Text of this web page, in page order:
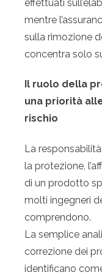
effettuati
mentre
sulla rimozione
concentra solo
Il ruolo della
una priorità
rischio
La
la protezione,
di un prodotto
molti ingegneri
comprendono.
La semplice
correzione dei
identificano